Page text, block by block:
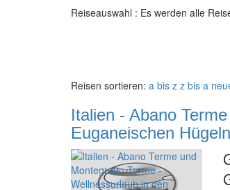
Reiseauswahl : Es werden alle
Reisen sortieren: a bis z z bis a
Italien - Abano
Euganeischen